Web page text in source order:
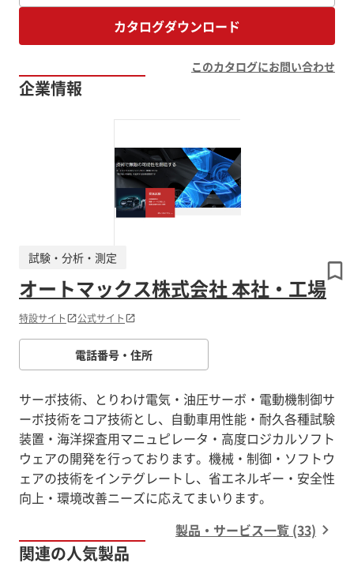
カタログダウンロード
このカタログにお問い合わせ
企業情報
オートマックス株式会社 本社・工場
試験・分析・測定
特設サイト 公式サイト
電話番号・住所
サーボ技術、とりわけ電気・油圧サーボ・電動機制御サ
ーボ技術をコア技術とし、自動車用性能・耐久各種試験
装置・海洋探査用マニュピレータ・高度ロジカルソフト
ウェアの開発を行っております。機械・制御・ソフトウ
ェアの技術をインテグレートし、省エネルギー・安全性
向上・環境改善ニーズに応えてまいります。
製品・サービス一覧 (33)
関連の人気製品